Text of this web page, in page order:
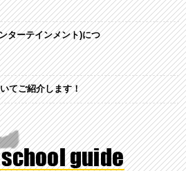
ターテインメント)につ
てご紹介します！